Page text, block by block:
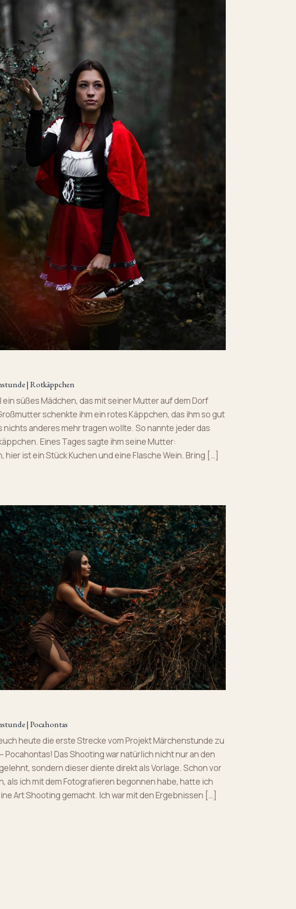
| Rotkäppchen
ein süßes Mädchen, das mit seiner Mutter auf dem Dorf
schenkte ihm ein rotes Käppchen, das ihm so gut
nichts anderes mehr tragen wollte. So nannte jeder das
Eines Tages sagte ihm seine Mutter:
hier ist ein Stück Kuchen und eine Flasche Wein. Bring […]
| Pocahontas
heute die erste Strecke vom Projekt Märchenstunde zu
Pocahontas! Das Shooting war natürlich nicht nur an den
sondern dieser diente direkt als Vorlage. Schon vor
als ich mit dem Fotografieren begonnen habe, hatte ich
Art Shooting gemacht. Ich war mit den Ergebnissen […]